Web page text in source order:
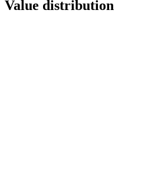
Value distribution